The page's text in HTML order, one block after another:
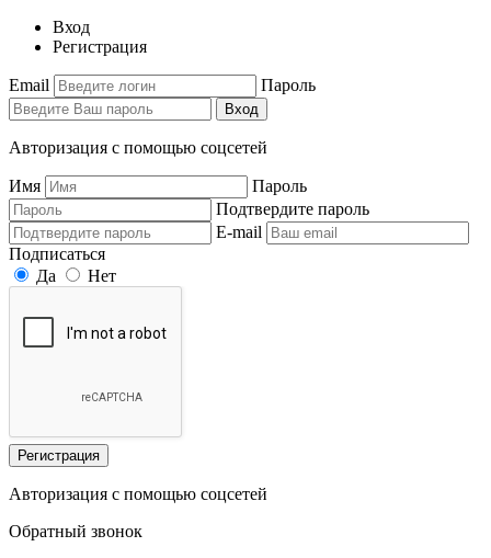
Вход
Регистрация
Email Пароль
Вход
Авторизация с помощью соцсетей
Имя
Пароль
Подтвердите пароль
E-mail
Подписаться
Да
Нет
Регистрация
Авторизация с помощью соцсетей
Обратный звонок